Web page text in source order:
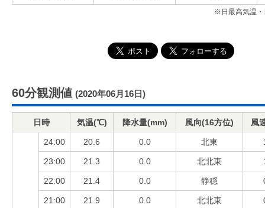
※日最高気温・
60分観測値 (2020年06月16日)
日時 気温(℃) 降水量(mm) 風向(16方位) 風
24:00 20.6 0.0 北東
23:00 21.3 0.0 北北東
22:00 21.4 0.0 静穏
21:00 21.9 0.0 北北東